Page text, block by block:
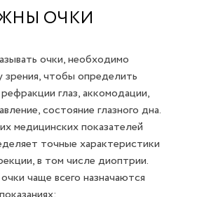
ОЧКИ
очки, необходимо
зрения, чтобы определить
глаз, аккомодации,
состояние глазного дна.
медицинских показателей
точные характеристики
в том числе диоптрии.
чаще всего назначаются